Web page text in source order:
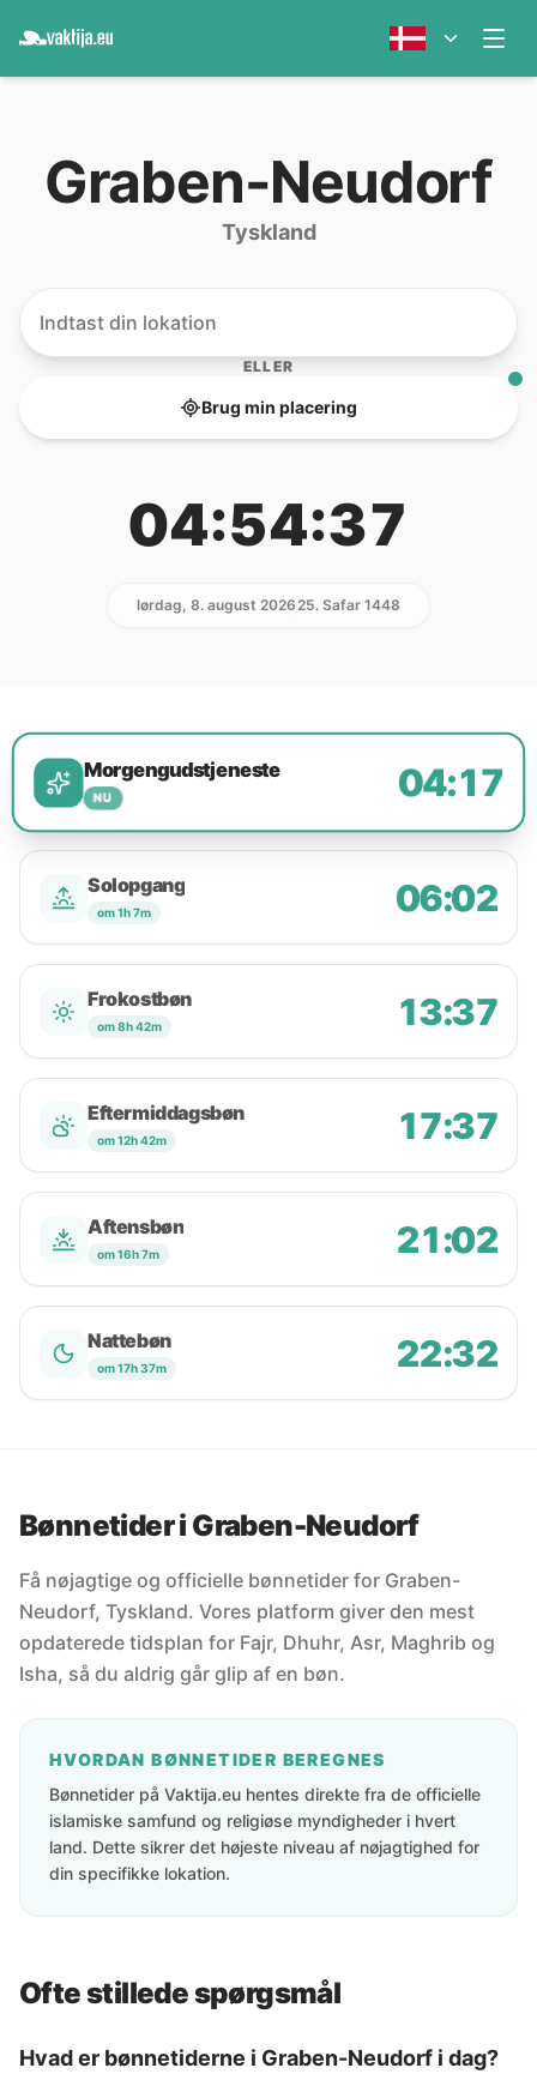
Graben-Neudorf
Tyskland
ELLER
Brug min placering
04:54:37
lørdag, 8. august 202625. Safar 1448
Morgengudstjeneste
NU 04:17
Solopgang
om 1h 7m 06:02
Frokostbøn
om 8h 42m 13:37
Eftermiddagsbøn
om 12h 42m 17:37
Aftensbøn
om 16h 7m 21:02
Nattebøn
om 17h 37m 22:32
Bønnetider i Graben-Neudorf
Få nøjagtige og officielle bønnetider for Graben-
Neudorf, Tyskland. Vores platform giver den mest
opdaterede tidsplan for Fajr, Dhuhr, Asr, Maghrib og
Isha, så du aldrig går glip af en bøn.
HVORDAN BØNNETIDER BEREGNES
Bønnetider på Vaktija.eu hentes direkte fra de officielle
islamiske samfund og religiøse myndigheder i hvert
land. Dette sikrer det højeste niveau af nøjagtighed for
din specifikke lokation.
Ofte stillede spørgsmål
Hvad er bønnetiderne i Graben-Neudorf i dag?